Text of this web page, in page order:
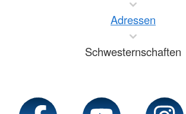
Adressen
Schwesternschaften